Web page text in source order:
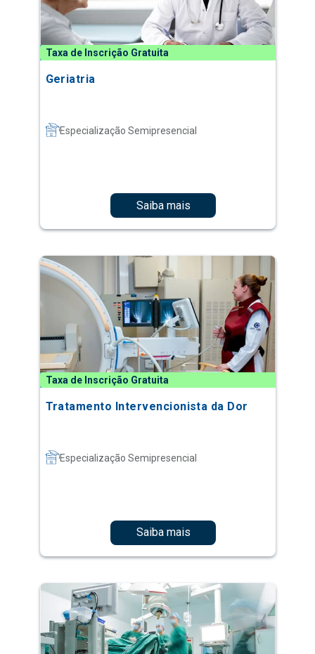
Taxa de Inscrição Gratuita
Geriatria
Especialização Semipresencial
Saiba mais
Taxa de Inscrição Gratuita
Tratamento Intervencionista da Dor
Especialização Semipresencial
Saiba mais